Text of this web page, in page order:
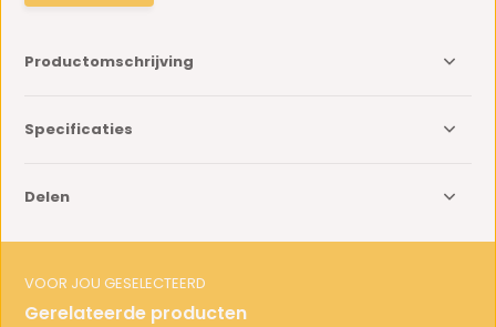
Productomschrijving
Specificaties
Delen
VOOR JOU GESELECTEERD
Gerelateerde producten